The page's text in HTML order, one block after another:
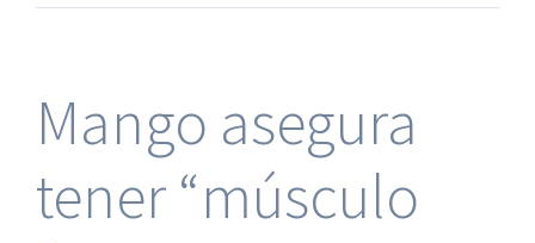
West
Mango asegura
tener “músculo